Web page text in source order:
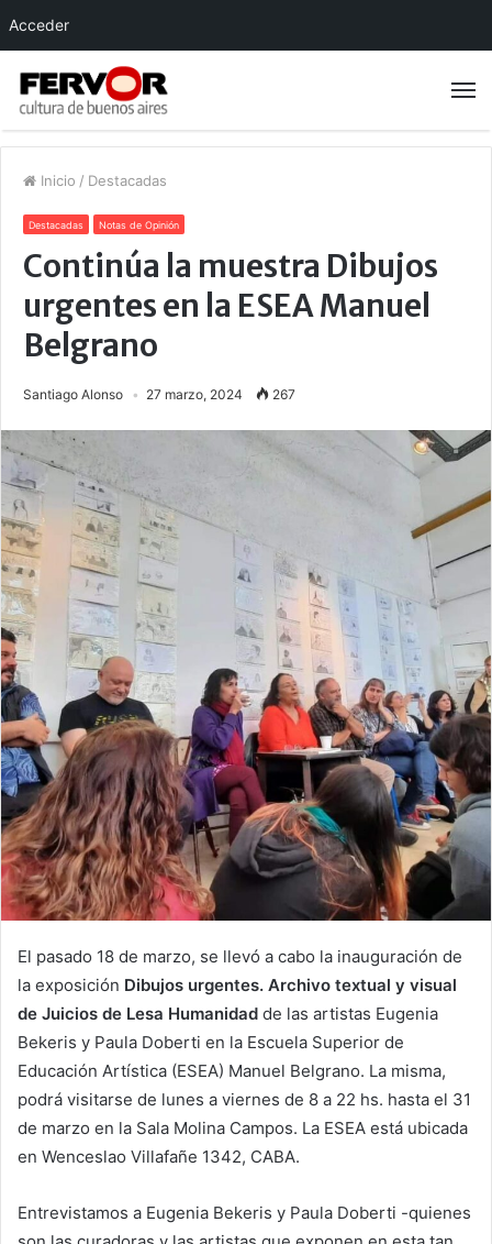
Inicio / Destacadas
Destacadas Notas de Opinión
Continúa la muestra Dibujos
urgentes en la ESEA Manuel
Belgrano
Santiago Alonso 27 marzo, 2024 267
El pasado 18 de marzo, se llevó a cabo la inauguración de
la exposición Dibujos urgentes. Archivo textual y visual
de Juicios de Lesa Humanidad de las artistas Eugenia
Bekeris y Paula Doberti en la Escuela Superior de
Educación Artística (ESEA) Manuel Belgrano. La misma,
podrá visitarse de lunes a viernes de 8 a 22 hs. hasta el 31
de marzo en la Sala Molina Campos. La ESEA está ubicada
en Wenceslao Villafañe 1342, CABA.
Entrevistamos a Eugenia Bekeris y Paula Doberti -quienes
Acceder